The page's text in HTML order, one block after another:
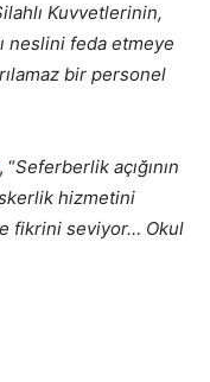
Kuvvetlerinin,
neslini feda etmeye
bir personel
, “Seferberlik açığının
hizmetini
fikrini seviyor… Okul